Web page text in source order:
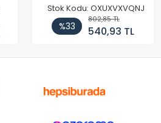
Stok Kodu: OXUXVXVQNJ
%33
802,85 TL
540,93 TL